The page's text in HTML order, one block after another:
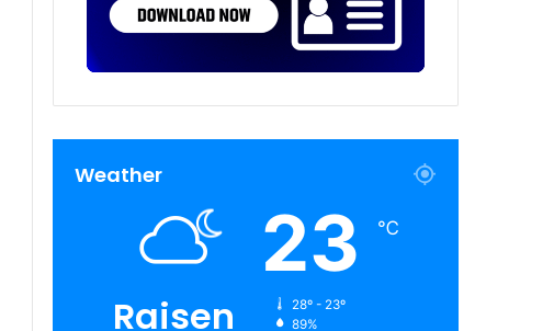
Weather
Raisen
23 ℃
28º - 23º
89%